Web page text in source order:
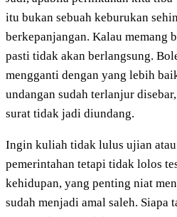
itu bukan sebuah keburukan
berkepanjangan. Kalau memang
pasti tidak akan berlangsung.
mengganti dengan yang lebih
undangan sudah terlanjur
surat tidak jadi diundang.
Ingin kuliah tidak lulus ujian
pemerintahan tetapi tidak lolos
kehidupan, yang penting niat
sudah menjadi amal saleh. Siapa